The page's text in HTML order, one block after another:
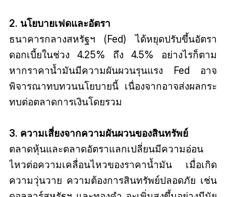
2. นโยบายเฟดและอัตรา
ธนาคารกลางสหรัฐฯ (Fed) ได้หยุดปรับขึ้นอัตรา
ดอกเบี้ยในช่วง 4.25% ถึง 4.5% อย่างไรก็ตาม
หากราคาน้ำมันมีความผันผวนรุนแรง Fed อาจ
พิจารณาทบทวนนโยบายนี้ เนื่องจากอาจส่งผลกระ
ทบต่อตลาดการเงินโดยรวม
3. ความเสี่ยงจากความผันผวนของสินทรัพย์
ตลาดหุ้นและตลาดอัตราแลกเปลี่ยนมีความอ่อน
ไหวต่อความเคลื่อนไหวของราคาน้ำมัน เมื่อเกิด
ความวุ่นวาย ความต้องการสินทรัพย์ปลอดภัย เช่น